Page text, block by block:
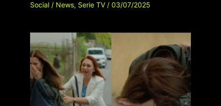
Social/ News, Serie TV/ 03/07/2025